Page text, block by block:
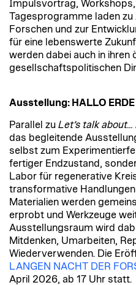
Impulsvortrag,
Tagesprogramme laden
Forschen und zur
für eine lebenswerte
werden dabei auch in ihren
gesellschaftspolitischen
Ausstellung: HALLO ERDE
Parallel zu Let’s talk
das begleitende
selbst zum
fertiger Endzustand,
Labor für regenerative
transformative
Materialien werden
erprobt und Werkzeuge
Ausstellungsraum wird
Mitdenken, Umarbeiten,
Wiederverwenden. Die
LANGEN NACHT DER
April 2026, ab 17 Uhr statt.